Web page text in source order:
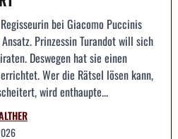
bei Giacomo Puccinis
Prinzessin Turandot will sich
Deswegen hat sie einen
Wer die Rätsel lösen kann,
wird enthaupte...